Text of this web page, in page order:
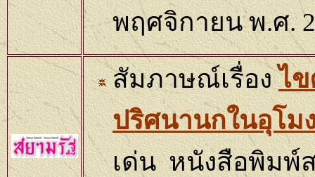
พฤศจิกายน พ.ศ.
สัมภาษณ์เรื่องไ
ปริศนานกในอุโม
เด่น หนังสือพิมพ์